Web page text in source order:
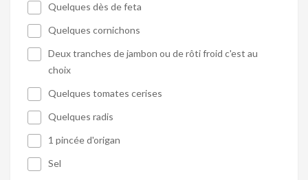
Quelques dès de feta
Quelques cornichons
Deux tranches de jambon ou de rôti froid c'est au
choix
Quelques tomates cerises
Quelques radis
1 pincée d'origan
Sel